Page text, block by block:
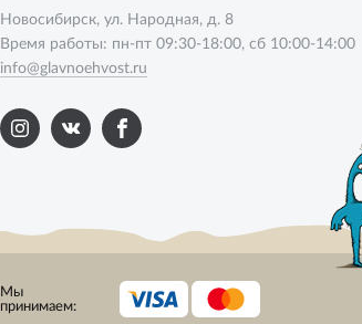
Новосибирск, ул. Народная, д. 8
Время работы: пн-пт 09:30-18:00, сб 10:00-14:00
info@glavnoehvost.ru
Мы
принимаем: